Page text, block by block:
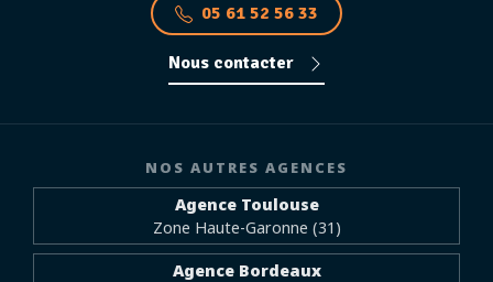
05 61 52 56 33
Nous contacter
NOS AUTRES AGENCES
Agence Toulouse
Zone Haute-Garonne (31)
Agence Bordeaux